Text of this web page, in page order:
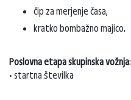
čip za merjenje časa,
kratko bombažno majico.
Poslovna etapa skupinska vožnja:
• startna številka